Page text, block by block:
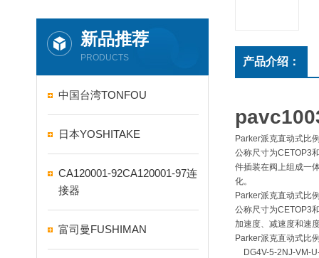
新品推荐
PRODUCTS
中国台湾TONFOU
日本YOSHITAKE
CA120001-92CA120001-97连
接器
富司曼FUSHIMAN
产品介绍：
Parker派克直动式比
公称尺寸为CETOP3
件插装在阀上组成一
化。
Parker派克直动式比
公称尺寸为CETOP3
加速度、减速度和速
Parker派克直动式比
DG4V-5-2NJ-VM-